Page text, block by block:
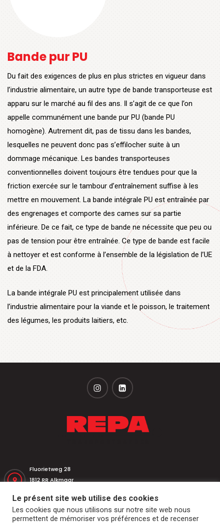
Bande pur PU
Du fait des exigences de plus en plus strictes en vigueur dans
l’industrie alimentaire, un autre type de bande transporteuse est
apparu sur le marché au fil des ans. Il s’agit de ce que l’on
appelle communément une bande pur PU (bande PU
homogène). Autrement dit, pas de tissu dans les bandes,
lesquelles ne peuvent donc pas s’effilocher suite à un
dommage mécanique. Les bandes transporteuses
conventionnelles doivent toujours être tendues pour que la
friction exercée sur le tambour d’entraînement suffise à les
mettre en mouvement. La bande intégrale PU est entraînée par
des engrenages et comporte des cames sur sa partie
inférieure. De ce fait, ce type de bande ne nécessite que peu ou
pas de tension pour être entraînée. Ce type de bande est facile
à nettoyer et est conforme à l’ensemble de la législation de l’UE
et de la FDA.
La bande intégrale PU est principalement utilisée dans
l’industrie alimentaire pour la viande et le poisson, le traitement
des légumes, les produits laitiers, etc.
Fluorietweg 28
1812 RR Alkmaar
+31 (0)251 320 533
Le présent site web utilise des cookies
Les cookies que nous utilisons sur notre site web nous
permettent de mémoriser vos préférences et de recenser